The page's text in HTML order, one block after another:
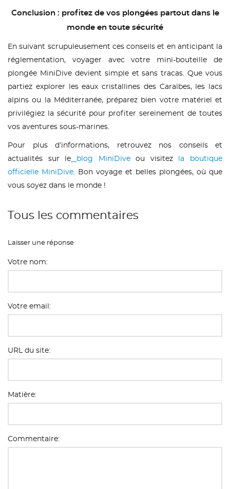
Conclusion : profitez de vos plongées partout dans le
monde en toute sécurité
En suivant scrupuleusement ces conseils et en anticipant la
réglementation, voyager avec votre mini-bouteille de
plongée MiniDive devient simple et sans tracas. Que vous
partiez explorer les eaux cristallines des Caraïbes, les lacs
alpins ou la Méditerranée, préparez bien votre matériel et
privilégiez la sécurité pour profiter sereinement de toutes
vos aventures sous-marines.
Pour plus d’informations, retrouvez nos conseils et
actualités sur le
blog MiniDiveou visitez
la boutique
officielle MiniDive. Bon voyage et belles plongées, où que
vous soyez dans le monde !
Tous les commentaires
Laisser une réponse
Votre nom:
Votre email:
URL du site:
Matière:
Commentaire: